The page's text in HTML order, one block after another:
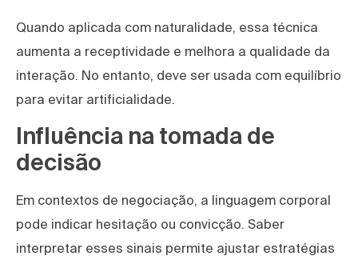
Quando aplicada com naturalidade, essa técnica
aumenta a receptividade e melhora a qualidade da
interação. No entanto, deve ser usada com equilíbrio
para evitar artificialidade.
Influência na tomada de
decisão
Em contextos de negociação, a linguagem corporal
pode indicar hesitação ou convicção. Saber
interpretar esses sinais permite ajustar estratégias